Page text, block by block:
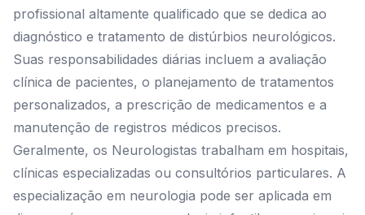
profissional altamente qualificado que se dedica ao
diagnóstico e tratamento de distúrbios neurológicos.
Suas responsabilidades diárias incluem a avaliação
clínica de pacientes, o planejamento de tratamentos
personalizados, a prescrição de medicamentos e a
manutenção de registros médicos precisos.
Geralmente, os Neurologistas trabalham em hospitais,
clínicas especializadas ou consultórios particulares. A
especialização em neurologia pode ser aplicada em